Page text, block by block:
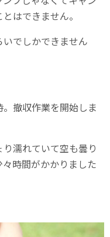
はできません。
でしかできません
撤収作業を開始しま
濡れていて空も曇り
時間がかかりました